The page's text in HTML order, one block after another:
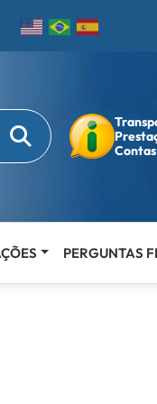
Buscar
Contas
PERGUNTAS